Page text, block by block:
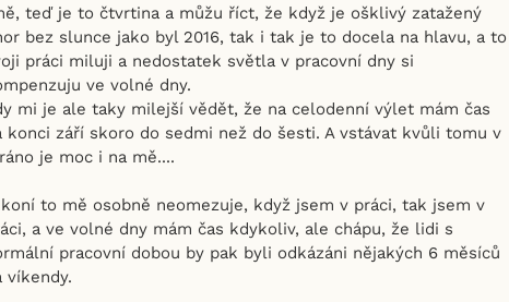
teď je to čtvrtina a můžu říct, že když je ošklivý zatažený
bez slunce jako byl 2016, tak i tak je to docela na hlavu, a to
práci miluji a nedostatek světla v pracovní dny si
ve volné dny.
mi je ale taky milejší vědět, že na celodenní výlet mám čas
konci září skoro do sedmi než do šesti. A vstávat kvůli tomu v
je moc i na mě....
to mě osobně neomezuje, když jsem v práci, tak jsem v
a ve volné dny mám čas kdykoliv, ale chápu, že lidi s
pracovní dobou by pak byli odkázáni nějakých 6 měsíců
víkendy.